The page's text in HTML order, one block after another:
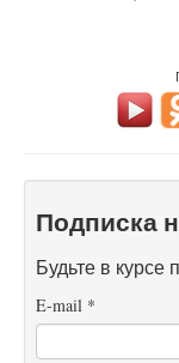
Подписка
Будьте в курсе
E-mail *